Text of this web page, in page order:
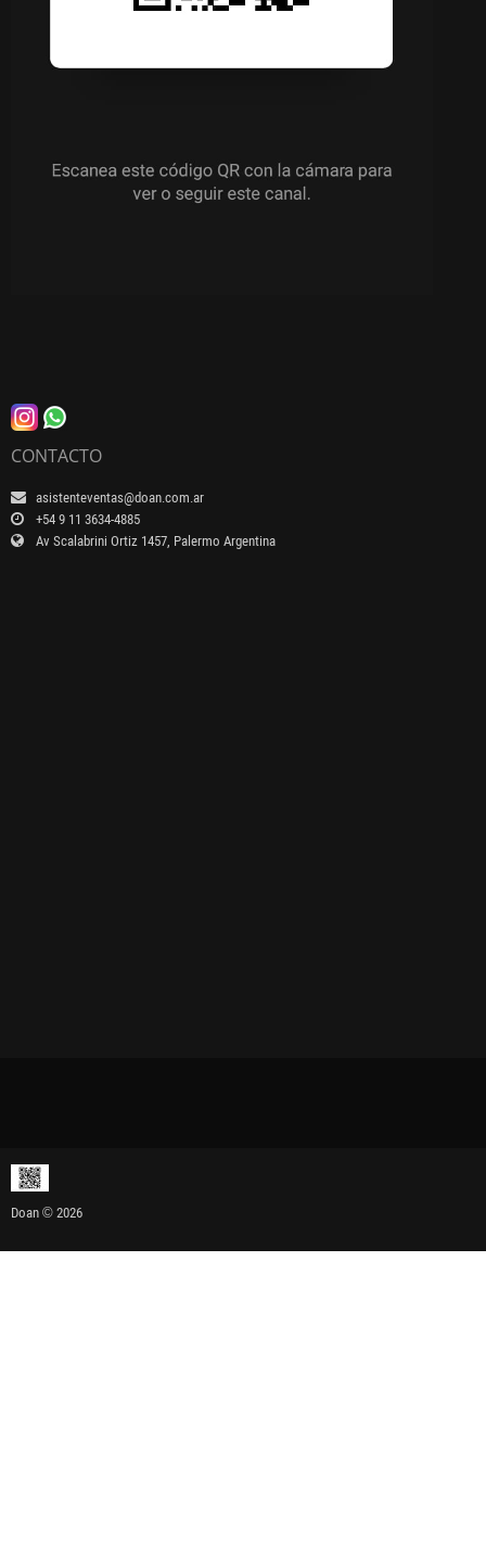
CONTACTO
asistenteventas@doan.com.ar
+54 9 11 3634-4885
Av Scalabrini Ortiz 1457, Palermo Argentina
Doan © 2026